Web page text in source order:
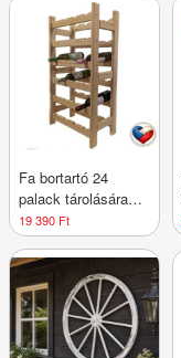
Fa bortartó 24
palack tárolására
44×90×25 cm cseh
gyártmány
19 390 Ft